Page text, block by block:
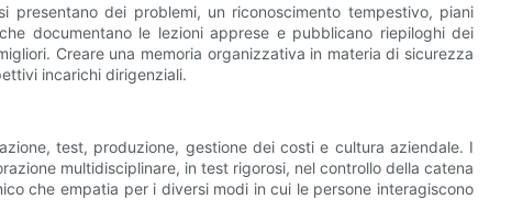
dei problemi, un riconoscimento tempestivo, piani
documentano le lezioni apprese e pubblicano riepiloghi dei
Creare una memoria organizzativa in materia di sicurezza
incarichi dirigenziali.
test, produzione, gestione dei costi e cultura aziendale. I
multidisciplinare, in test rigorosi, nel controllo della catena
che empatia per i diversi modi in cui le persone interagiscono